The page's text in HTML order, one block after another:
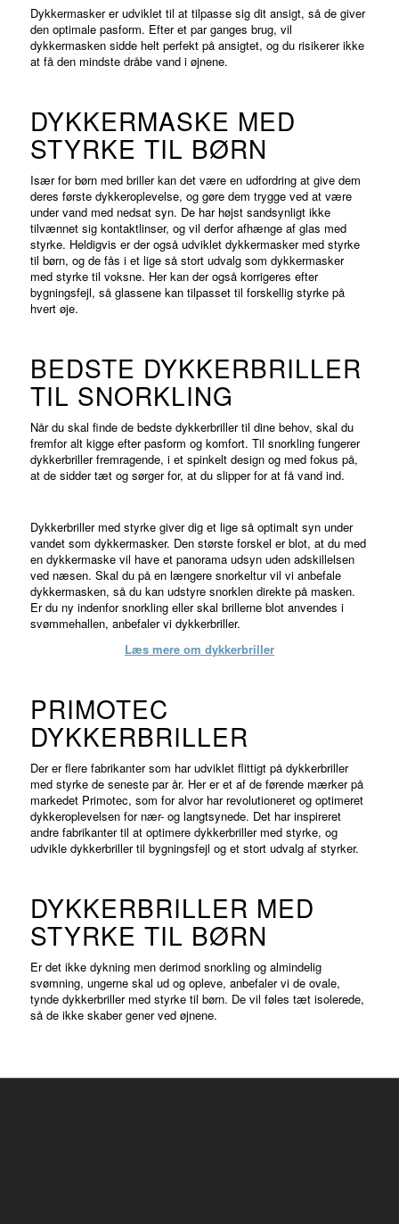
Dykkermasker er udviklet til at tilpasse sig dit ansigt, så de giver
den optimale pasform. Efter et par ganges brug, vil
dykkermasken sidde helt perfekt på ansigtet, og du risikerer ikke
at få den mindste dråbe vand i øjnene.
DYKKERMASKE MED
STYRKE TIL BØRN
Især for børn med briller kan det være en udfordring at give dem
deres første dykkeroplevelse, og gøre dem trygge ved at være
under vand med nedsat syn. De har højst sandsynligt ikke
tilvænnet sig kontaktlinser, og vil derfor afhænge af glas med
styrke. Heldigvis er der også udviklet dykkermasker med styrke
til børn, og de fås i et lige så stort udvalg som dykkermasker
med styrke til voksne. Her kan der også korrigeres efter
bygningsfejl, så glassene kan tilpasset til forskellig styrke på
hvert øje.
BEDSTE DYKKERBRILLER
TIL SNORKLING
Når du skal finde de bedste dykkerbriller til dine behov, skal du
fremfor alt kigge efter pasform og komfort. Til snorkling fungerer
dykkerbriller fremragende, i et spinkelt design og med fokus på,
at de sidder tæt og sørger for, at du slipper for at få vand ind.
Dykkerbriller med styrke giver dig et lige så optimalt syn under
vandet som dykkermasker. Den største forskel er blot, at du med
en dykkermaske vil have et panorama udsyn uden adskillelsen
ved næsen. Skal du på en længere snorkeltur vil vi anbefale
dykkermasken, så du kan udstyre snorklen direkte på masken.
Er du ny indenfor snorkling eller skal brillerne blot anvendes i
svømmehallen, anbefaler vi dykkerbriller.
Læs mere om dykkerbriller
PRIMOTEC
DYKKERBRILLER
Der er flere fabrikanter som har udviklet flittigt på dykkerbriller
med styrke de seneste par år. Her er et af de førende mærker på
markedet Primotec, som for alvor har revolutioneret og optimeret
dykkeroplevelsen for nær- og langtsynede. Det har inspireret
andre fabrikanter til at optimere dykkerbriller med styrke, og
udvikle dykkerbriller til bygningsfejl og et stort udvalg af styrker.
DYKKERBRILLER MED
STYRKE TIL BØRN
Er det ikke dykning men derimod snorkling og almindelig
svømning, ungerne skal ud og opleve, anbefaler vi de ovale,
tynde dykkerbriller med styrke til børn. De vil føles tæt isolerede,
så de ikke skaber gener ved øjnene.